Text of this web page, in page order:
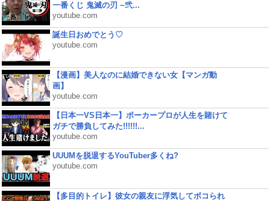
一番くじ 鬼滅の刃 ~弐...
youtube.com
誕生日おめでとう♡
youtube.com
【漫画】美人なのに結婚できない女【マンガ動
画】
youtube.com
【日本一VS日本一】ポーカープロが人生を賭けて
ガチで勝負してみた!!!!!!...
youtube.com
UUUMを脱退するYouTuber多くね?
youtube.com
【多目的トイレ】彼女の親友に浮気してボコられ